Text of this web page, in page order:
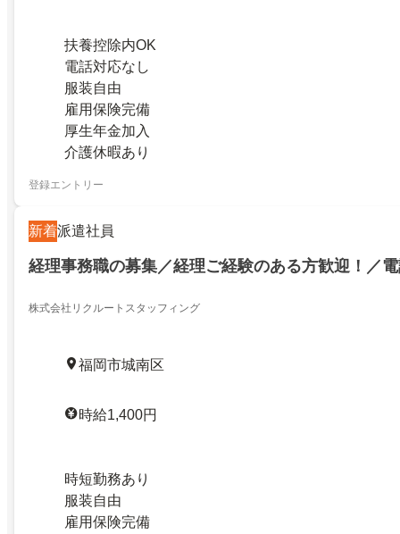
扶養控除内OK
電話対応なし
服装自由
雇用保険完備
厚生年金加入
介護休暇あり
登録エントリー
新着派遣社員
経理事務職の募集／経理ご経験のある方歓迎！／
株式会社リクルートスタッフィング
福岡市城南区
時給1,400円
時短勤務あり
服装自由
雇用保険完備